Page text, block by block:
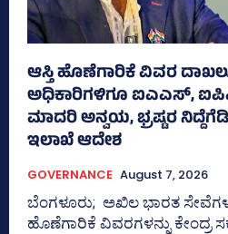
ಆಸ್ತಿ ಹೊಣೆಗಾರಿಕೆ ವಿವರ
ಅಧಿಕಾರಿಗಳಿಗೂ ಐಎಎಸ್‌,
ಮಾದರಿ ಅನ್ವಯ, ಭ್ರಷ್ಟರ
ಇಲಾಖೆ ಆದೇಶ
GOVERNANCE August 7, 2026
ಬೆಂಗಳೂರು; ಅಖಿಲ ಭಾರತ ಸೇವೆಗಳ
ಹೊಣೆಗಾರಿಕೆ ವಿವರಗಳನ್ನು ಕೇಂದ್ರ